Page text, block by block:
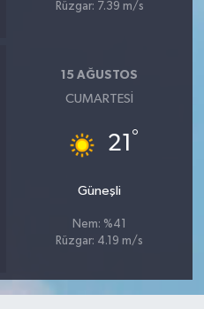
Rüzgar: 7.39 m/s
15 AĞUSTOS
CUMARTESI
21 °
Güneşli
Nem: %41
Rüzgar: 4.19 m/s